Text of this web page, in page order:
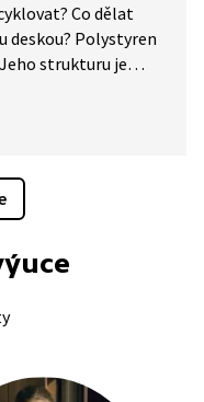
Co dělat
deskou? Polystyren
strukturu je